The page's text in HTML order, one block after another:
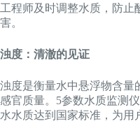
工程师及时调整水质，防止
害。
浊度：清澈的见证
浊度是衡量水中悬浮物含量
感官质量。5参数水质监测
水水质达到国家标准，为用